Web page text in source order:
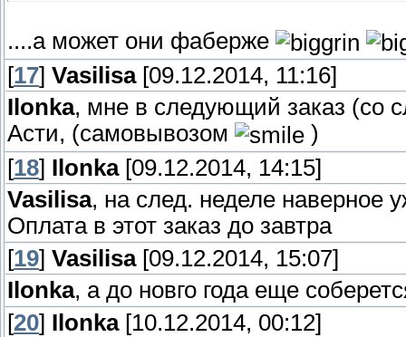
....а может они фаберже
[17] Vasilisa[09.12.2014, 11:16]
Ilonka, мне в следующий заказ (со
Асти, (самовывозом
)
[18] Ilonka[09.12.2014, 14:15]
Vasilisa, на след. неделе наверное
Оплата в этот заказ до завтра
[19] Vasilisa[09.12.2014, 15:07]
Ilonka, а до новго года еще
[20] Ilonka[10.12.2014, 00:12]